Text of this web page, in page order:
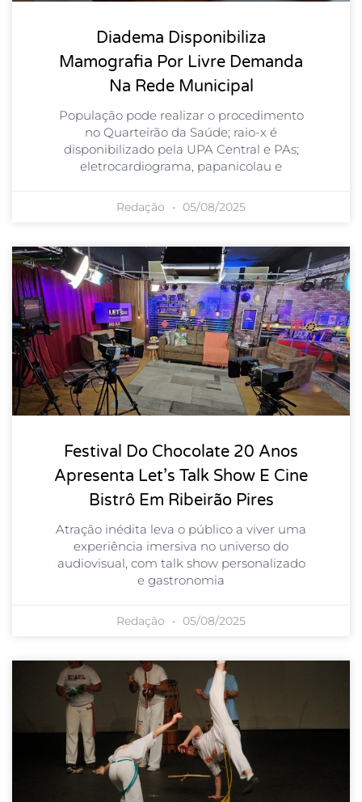
Diadema Disponibiliza
Mamografia Por Livre Demanda
Na Rede Municipal
População pode realizar o procedimento
no Quarteirão da Saúde; raio-x é
disponibilizado pela UPA Central e PAs;
eletrocardiograma, papanicolau e
Redação 05/08/2025
Festival Do Chocolate 20 Anos
Apresenta Let’s Talk Show E Cine
Bistrô Em Ribeirão Pires
Atração inédita leva o público a viver uma
experiência imersiva no universo do
audiovisual, com talk show personalizado
e gastronomia
Redação 05/08/2025